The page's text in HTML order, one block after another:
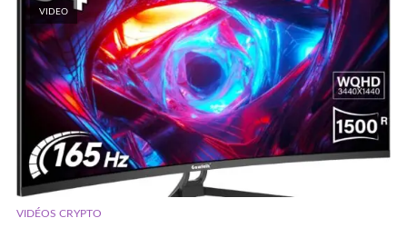
VIDEO
VIDÉOS CRYPTO